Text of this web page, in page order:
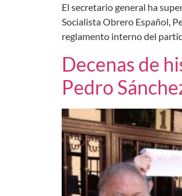
El secretario general ha
Socialista Obrero Español,
reglamento interno del
Decenas de
Pedro